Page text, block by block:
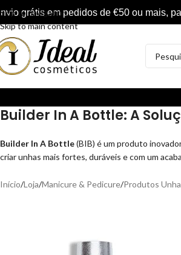
Skip to navigation
Skip to main content
grátis em pedidos de €50 ou mais,
Builder In A Bottle: A
Builder In A Bottle(BIB) é um produto
criar unhas mais fortes, duráveis e com um
Início/Loja/Manicure & Pedicure/Produtos